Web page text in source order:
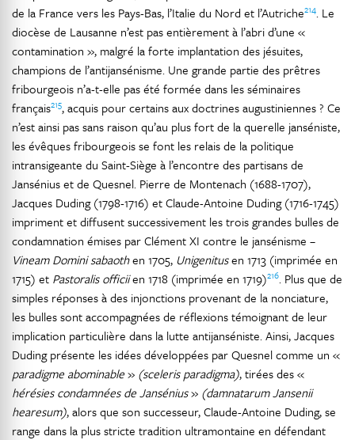
de la France vers les Pays-Bas, l’Italie du Nord et l’Autriche214. Le
diocèse de Lausanne n’est pas entièrement à l’abri d’une «
contamination », malgré la forte implantation des jésuites,
champions de l’antijansénisme. Une grande partie des prêtres
fribourgeois n’a-t-elle pas été formée dans les séminaires
français215, acquis pour certains aux doctrines augustiniennes ? Ce
n’est ainsi pas sans raison qu’au plus fort de la querelle janséniste,
les évêques fribourgeois se font les relais de la politique
intransigeante du Saint-Siège à l’encontre des partisans de
Jansénius et de Quesnel. Pierre de Montenach (1688-1707),
Jacques Duding (1798-1716) et Claude-Antoine Duding (1716-1745)
impriment et diffusent successivement les trois grandes bulles de
condamnation émises par Clément XI contre le jansénisme –
Vineam Domini sabaothen 1705, Unigenitusen 1713 (imprimée en
1715) et Pastoralis officiien 1718 (imprimée en 1719)216. Plus que de
simples réponses à des injonctions provenant de la nonciature,
les bulles sont accompagnées de réflexions témoignant de leur
implication particulière dans la lutte antijanséniste. Ainsi, Jacques
Duding présente les idées développées par Quesnel comme un «
paradigme abominable» (sceleris paradigma), tirées des «
hérésies condamnées de Jansénius» (damnatarum Jansenii
hearesum), alors que son successeur, Claude-Antoine Duding, se
range dans la plus stricte tradition ultramontaine en défendant